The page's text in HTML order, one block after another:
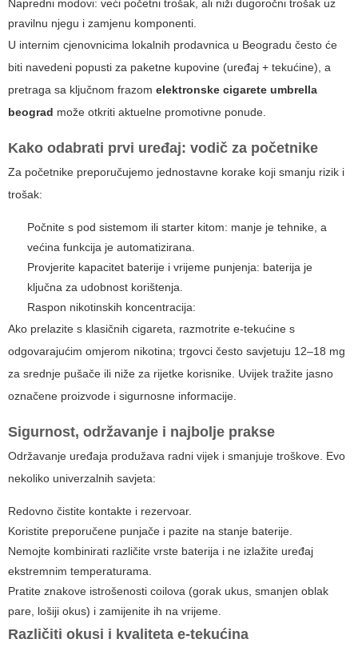
Napredni modovi: veći početni trošak, ali niži dugoročni trošak uz
pravilnu njegu i zamjenu komponenti.
U internim cjenovnicima lokalnih prodavnica u Beogradu često će
biti navedeni popusti za paketne kupovine (uređaj + tekućine), a
pretraga sa ključnom frazom elektronske cigarete umbrella
beograd može otkriti aktuelne promotivne ponude.
Kako odabrati prvi uređaj: vodič za početnike
Za početnike preporučujemo jednostavne korake koji smanju rizik i
trošak:
Počnite s pod sistemom ili starter kitom: manje je tehnike, a
većina funkcija je automatizirana.
Provjerite kapacitet baterije i vrijeme punjenja: baterija je
ključna za udobnost korištenja.
Raspon nikotinskih koncentracija:
Ako prelazite s klasičnih cigareta, razmotrite e-tekućine s
odgovarajućim omjerom nikotina; trgovci često savjetuju 12–18 mg
za srednje pušače ili niže za rijetke korisnike. Uvijek tražite jasno
označene proizvode i sigurnosne informacije.
Sigurnost, održavanje i najbolje prakse
Održavanje uređaja produžava radni vijek i smanjuje troškove. Evo
nekoliko univerzalnih savjeta:
Redovno čistite kontakte i rezervoar.
Koristite preporučene punjače i pazite na stanje baterije.
Nemojte kombinirati različite vrste baterija i ne izlažite uređaj
ekstremnim temperaturama.
Pratite znakove istrošenosti coilova (gorak ukus, smanjen oblak
pare, lošiji okus) i zamijenite ih na vrijeme.
Različiti okusi i kvaliteta e-tekućina